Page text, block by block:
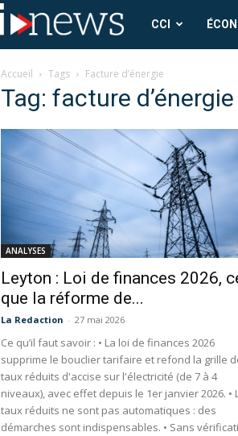
CCI
News
CCI
Accueil Tags Facture d’énergie
Tag: facture d’énergie
ANALYSES
Leyton : Loi de finances 2026,
que la réforme de...
La Redaction - 27 mai 2026
Ce qu’il faut savoir : • La loi de finances 2026
supprime le bouclier tarifaire et refond la grille
taux réduits d'accise sur l'électricité (de 7 à 4
niveaux), avec effet depuis le 1er janvier 2026. •
taux réduits ne sont pas automatiques : des
démarches sont indispensables. • Sans